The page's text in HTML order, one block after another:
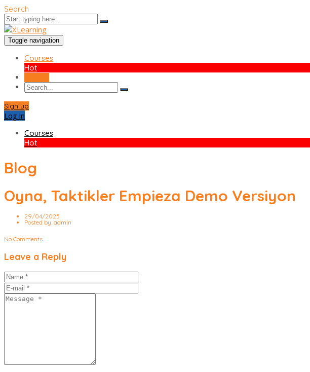
Search
Toggle navigation
Courses
Hot
Sign up
Log in
Courses
Hot
Blog
Oyna, Taktikler Empieza Demo Versiyon
29/04/2025
Posted by: admin
No Comments
Leave a Reply